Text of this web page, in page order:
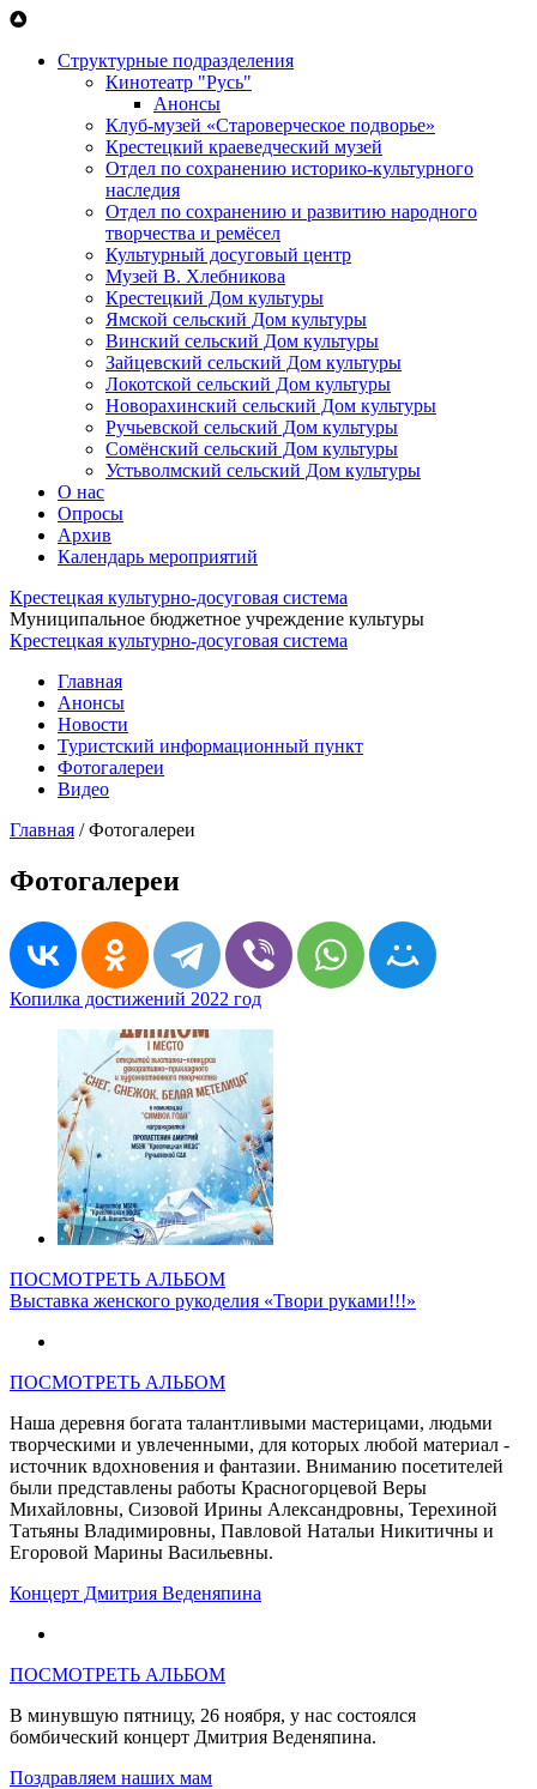
Перейти к основному содержанию
Структурные подразделения
Кинотеатр "Русь"
Анонсы
Клуб-музей «Староверческое подворье»
Крестецкий краеведческий музей
Отдел по сохранению историко-культурного
наследия
Отдел по сохранению и развитию народного
творчества и ремёсел
Культурный досуговый центр
Музей В. Хлебникова
Крестецкий Дом культуры
Ямской сельский Дом культуры
Винский сельский Дом культуры
Зайцевский сельский Дом культуры
Локотской сельский Дом культуры
Новорахинский сельский Дом культуры
Ручьевской сельский Дом культуры
Сомёнский сельский Дом культуры
Устьволмский сельский Дом культуры
О нас
Опросы
Архив
Календарь мероприятий
Крестецкая культурно-досуговая система
Муниципальное бюджетное учреждение культуры
Крестецкая культурно-досуговая система
Главная
Анонсы
Новости
Туристский информационный пункт
Фотогалереи
Видео
Главная /Фотогалереи
Фотогалереи
Копилка достижений 2022 год
ПОСМОТРЕТЬ АЛЬБОМ
Выставка женского рукоделия «Твори руками!!!»
ПОСМОТРЕТЬ АЛЬБОМ
Наша деревня богата талантливыми мастерицами, людьми
творческими и увлеченными, для которых любой материал -
источник вдохновения и фантазии. Вниманию посетителей
были представлены работы Красногорцевой Веры
Михайловны, Сизовой Ирины Александровны, Терехиной
Татьяны Владимировны, Павловой Натальи Никитичны и
Егоровой Марины Васильевны.
Концерт Дмитрия Веденяпина
ПОСМОТРЕТЬ АЛЬБОМ
В минувшую пятницу, 26 ноября, у нас состоялся
бомбический концерт Дмитрия Веденяпина.
Поздравляем наших мам